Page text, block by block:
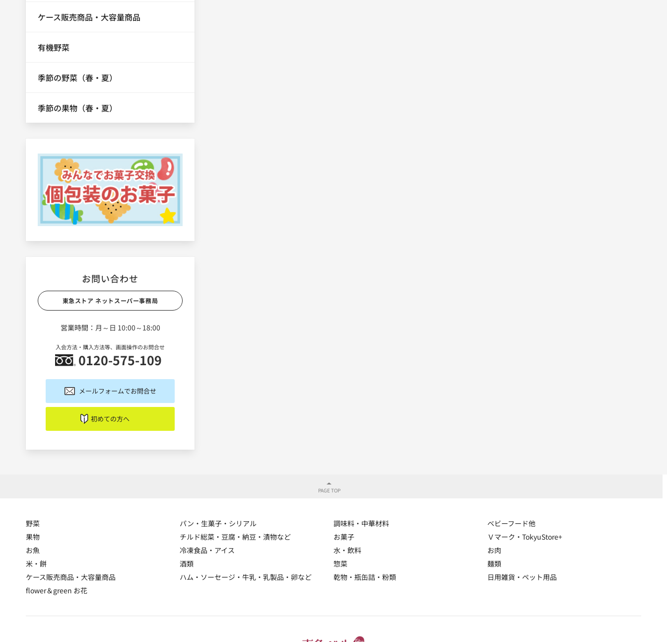
ケース販売商品・大容量商品
有機野菜
季節の野菜（春・夏）
季節の果物（春・夏）
お問い合わせ
東急ストア ネットスーパー事務局
営業時間：月～日 10:00～18:00
入会方法・購入方法等、画面操作のお問合せ
0120-575-109
メールフォームでお問合せ
初めての方へ
野菜 パン・生菓子・シリアル 調味料・中華材料
ベビーフード他
果物
チルド総菜・豆腐・納豆・漬物など お菓子
Ｖマーク・TokyuStore+
お魚
冷凍食品・アイス 水・飲料
お肉
米・餅
酒類 惣菜
麺類
ケース販売商品・大容量商品
ハム・ソーセージ・牛乳・乳製品・卵など 乾物・瓶缶詰・粉類
日用雑貨・ペット用品
flower＆green お花